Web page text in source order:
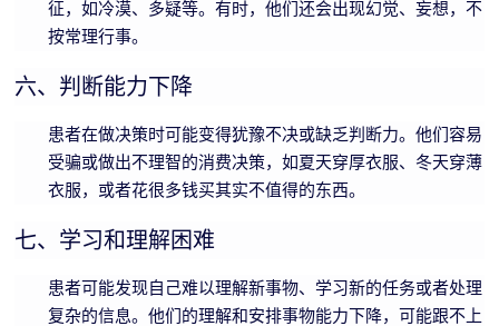
能
力
题
其
他
征，如冷漠、多疑等。有时，他们还会出现幻觉、妄想，不
按常理行事。
六、判断能力下降
患者在做决策时可能变得犹豫不决或缺乏判断力。他们容易
受骗或做出不理智的消费决策，如夏天穿厚衣服、冬天穿薄
衣服，或者花很多钱买其实不值得的东西。
七、学习和理解困难
患者可能发现自己难以理解新事物、学习新的任务或者处理
复杂的信息。他们的理解和安排事物能力下降，可能跟不上